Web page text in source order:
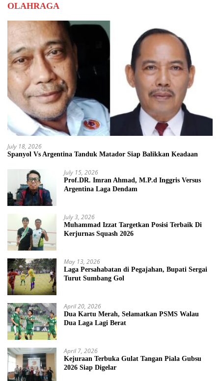
OLAHRAGA
July 18, 2026
Spanyol Vs Argentina Tanduk Matador Siap Balikkan Keadaan
July 15, 2026
Prof.DR. Imran Ahmad, M.P.d Inggris Versus
Argentina Laga Dendam
July 3, 2026
Muhammad Izzat Targetkan Posisi Terbaik Di
Kerjurnas Squash 2026
May 13, 2026
Laga Persahabatan di Pegajahan, Bupati Sergai
Turut Sumbang Gol
April 20, 2026
Dua Kartu Merah, Selamatkan PSMS Walau
Dua Laga Lagi Berat
April 7, 2026
Kejuraan Terbuka Gulat Tangan Piala Gubsu
2026 Siap Digelar